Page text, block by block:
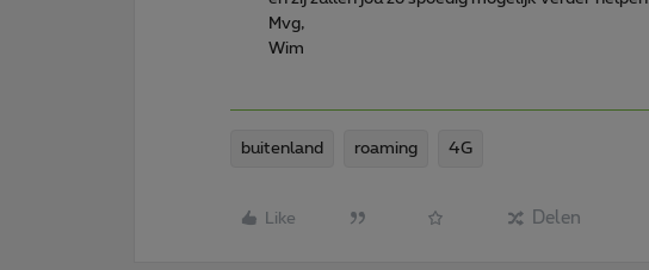
Mvg,
Wim
buitenland roaming 4G
Like Delen